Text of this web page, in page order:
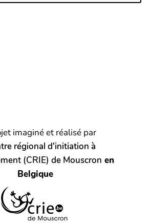
imaginé et réalisé par
régional d'initiation à
(CRIE) de Mouscron en
Belgique